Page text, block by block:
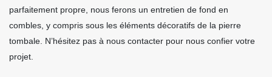
parfaitement propre, nous ferons un entretien de fond en
combles, y compris sous les éléments décoratifs de la pierre
tombale. N’hésitez pas à nous contacter pour nous confier votre
projet.